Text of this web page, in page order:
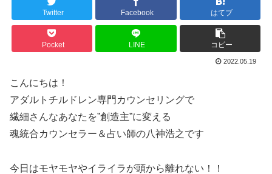
Twitter Facebook はてブ
Pocket LINE コピー
2022.05.19
こんにちは！
アダルトチルドレン専門カウンセリングで
繊細さんなあなたを”創造主”に変える
魂統合カウンセラー＆占い師の八神浩之です
今日はモヤモヤやイライラが頭から離れない！！